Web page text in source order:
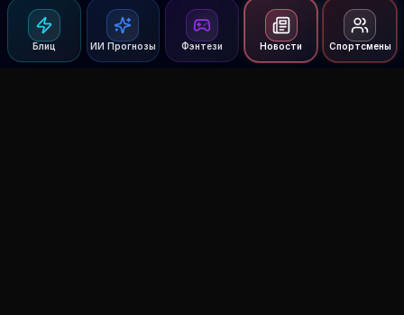
Блиц ИИ Прогнозы Фэнтези Новости Спортсмены